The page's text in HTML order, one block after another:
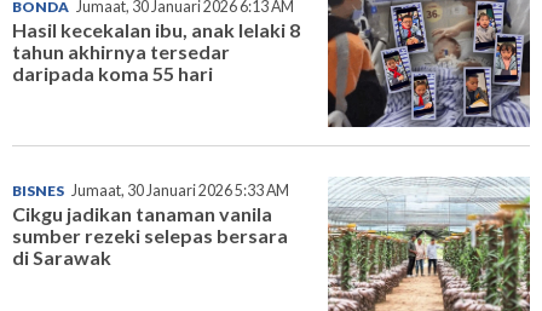
BONDA Jumaat, 30 Januari 2026 6:13 AM
Hasil kecekalan ibu, anak lelaki 8
tahun akhirnya tersedar
daripada koma 55 hari
BISNES Jumaat, 30 Januari 2026 5:33 AM
Cikgu jadikan tanaman vanila
sumber rezeki selepas bersara
di Sarawak